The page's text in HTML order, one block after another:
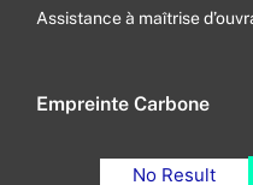
Assistance à maîtrise
Empreinte Carbone
No Result